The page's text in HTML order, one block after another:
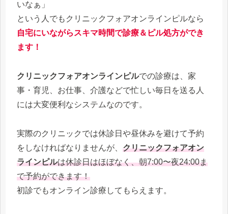
いなぁ」
という人でもクリニックフォアオンラインピルなら
自宅にいながらスキマ時間で診療＆ピル処方ができ
ます！
クリニックフォアオンラインピルでの診療は、家
事・育児、お仕事、介護などで忙しい毎日を送る人
には大変便利なシステムなのです。
実際のクリニックでは休診日や昼休みを避けて予約
をしなければなりませんが、 クリニックフォアオン
ラインピルは休診日はほぼなく、朝7:00〜夜24:00ま
で予約ができます！
初診でもオンライン診療してもらえます。